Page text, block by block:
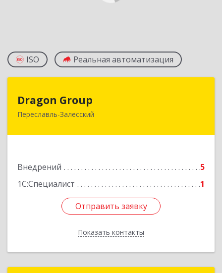
ISO Реальная автоматизация
Dragon Group
Переславль-Залесский
Внедрений
5
1С:Специалист
1
Отправить заявку
Показать контакты
152020, Ярославская обл, Переславль-
Отправить заявку
Назад